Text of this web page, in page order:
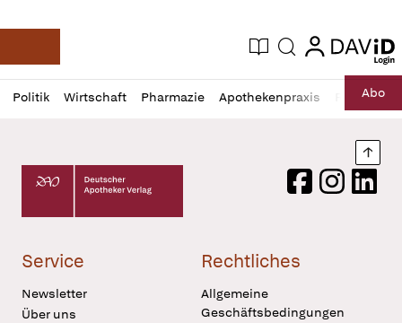
Deutsche Apotheker Zeitung
Aktuelle Ausgabe
Suche login
login
Politik Wirtschaft Pharmazie Apothekenpraxis RechtAbo
Profil
öffnen
Daz
Pur
Deutscher Apotheker Verlag Logo
FacebookInstagram
Service
Newsletter
Über uns
Rechtliches
Allgemeine
Geschäftsbedingungen